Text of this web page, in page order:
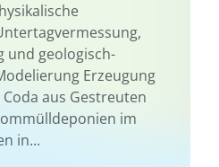
und geologisch-
Erzeugung
aus Gestreuten
im
in...